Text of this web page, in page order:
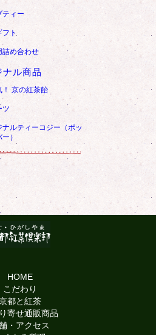
ティー
フト
詰め合わせ
ル商品
！ 京の紅茶飴
ツ
ナルティーコジー（ポッ
）
HOME
こだわり
都と紅茶
寄せ通販商品
・アクセス